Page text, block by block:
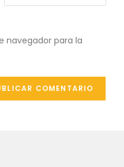
URL
web
navegador para la